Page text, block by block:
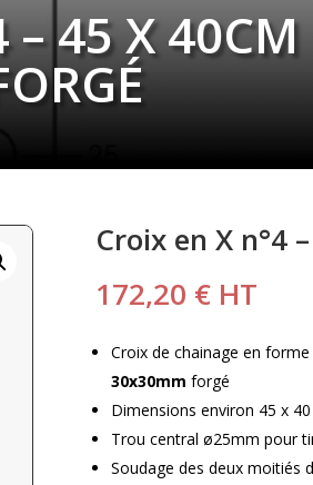
– 45 X 40CM
Croix en X n°4
172,20 € HT
Croix de chainage en
30x30mm forgé
Dimensions environ 45 x
Trou central ø25mm pour
Soudage des deux moitiés